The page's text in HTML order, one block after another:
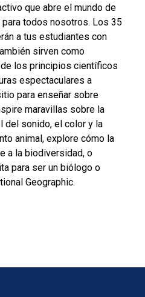
que abre el mundo de
todos nosotros. Los 35
a tus estudiantes con
sirven como
los principios científicos
espectaculares a
para enseñar sobre
maravillas sobre la
del sonido, el color y la
animal, explore cómo la
a la biodiversidad, o
para ser un biólogo o
Geographic.